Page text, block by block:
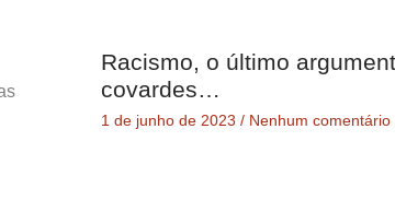
Racismo, o último
covardes…
1 de junho de 2023 Nenhum comentário